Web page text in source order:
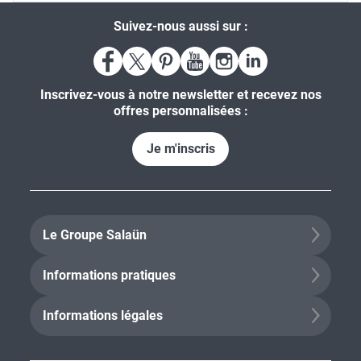
Suivez-nous aussi sur :
Inscrivez-vous à notre newsletter et recevez nos
offres personnalisées :
Je m'inscris
Le Groupe Salaün
Informations pratiques
Informations légales